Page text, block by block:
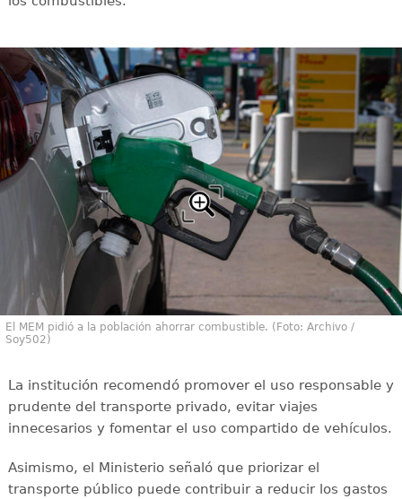
El MEM pidió a la población ahorrar combustible. (Foto: Archivo /
Soy502)
La institución recomendó promover el uso responsable y
prudente del transporte privado, evitar viajes
innecesarios y fomentar el uso compartido de vehículos.
Asimismo, el Ministerio señaló que priorizar el
transporte público puede contribuir a reducir los gastos